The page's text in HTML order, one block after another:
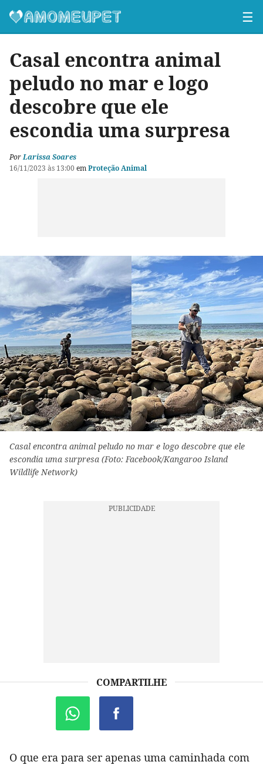
☰
Casal encontra animal
peludo no mar e logo
descobre que ele
escondia uma surpresa
PorLarissa Soares
16/11/2023 às 13:00 emProteção Animal
Casal encontra animal peludo no mar e logo descobre que ele
escondia uma surpresa (Foto: Facebook/Kangaroo Island
Wildlife Network)
COMPARTILHE
O que era para ser apenas uma caminhada com